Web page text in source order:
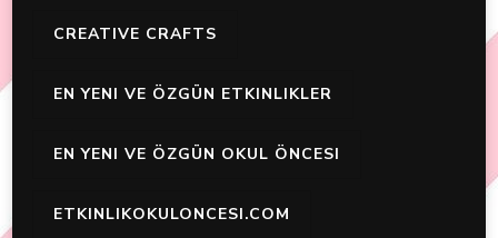
CREATIVE CRAFTS
EN YENI VE ÖZGÜN ETKINLIKLER
EN YENI VE ÖZGÜN OKUL ÖNCESI
ETKINLIKOKULONCESI.COM